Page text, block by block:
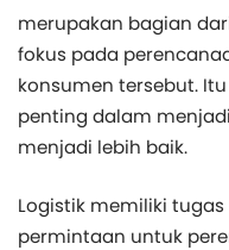
merupakan bagian
fokus pada
konsumen tersebut.
penting dalam
menjadi lebih baik.
Logistik memiliki
permintaan untuk